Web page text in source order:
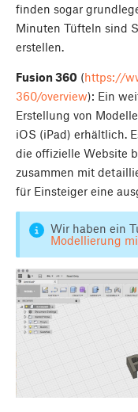
finden sogar
Minuten Tüfteln sind
erstellen.
Fusion 360 (https://
360/overview): Ein
Erstellung von
iOS (iPad) erhältlich.
die offizielle Website
zusammen mit
für Einsteiger eine
Wir haben ein
Modellierung